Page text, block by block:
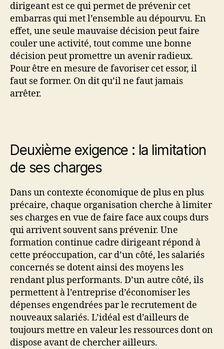
dirigeant est ce qui permet de prévenir cet
embarras qui met l’ensemble au dépourvu. En
effet, une seule mauvaise décision peut faire
couler une activité, tout comme une bonne
décision peut promettre un avenir radieux.
Pour être en mesure de favoriser cet essor, il
faut se former. On dit qu’il ne faut jamais
arrêter.
Deuxième exigence : la limitation
de ses charges
Dans un contexte économique de plus en plus
précaire, chaque organisation cherche à limiter
ses charges en vue de faire face aux coups durs
qui arrivent souvent sans prévenir. Une
formation continue cadre dirigeant répond à
cette préoccupation, car d’un côté, les salariés
concernés se dotent ainsi des moyens les
rendant plus performants. D’un autre côté, ils
permettent à l’entreprise d’économiser les
dépenses engendrées par le recrutement de
nouveaux salariés. L’idéal est d’ailleurs de
toujours mettre en valeur les ressources dont on
dispose avant de chercher ailleurs.